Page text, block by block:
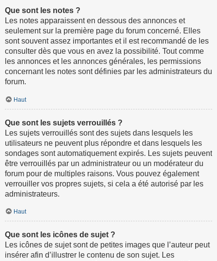
Que sont les notes ?
Les notes apparaissent en dessous des annonces et
seulement sur la première page du forum concerné. Elles
sont souvent assez importantes et il est recommandé de les
consulter dès que vous en avez la possibilité. Tout comme
les annonces et les annonces générales, les permissions
concernant les notes sont définies par les administrateurs du
forum.
Haut
Que sont les sujets verrouillés ?
Les sujets verrouillés sont des sujets dans lesquels les
utilisateurs ne peuvent plus répondre et dans lesquels les
sondages sont automatiquement expirés. Les sujets peuvent
être verrouillés par un administrateur ou un modérateur du
forum pour de multiples raisons. Vous pouvez également
verrouiller vos propres sujets, si cela a été autorisé par les
administrateurs.
Haut
Que sont les icônes de sujet ?
Les icônes de sujet sont de petites images que l’auteur peut
insérer afin d’illustrer le contenu de son sujet. Les